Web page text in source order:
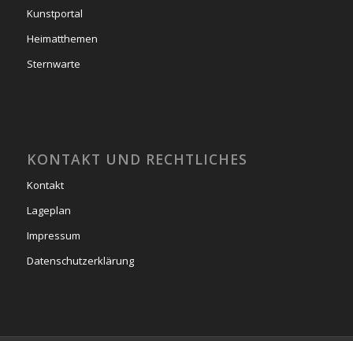
Kunstportal
Heimatthemen
Sternwarte
KONTAKT UND RECHTLICHES
Kontakt
Lageplan
Impressum
Datenschutzerklärung